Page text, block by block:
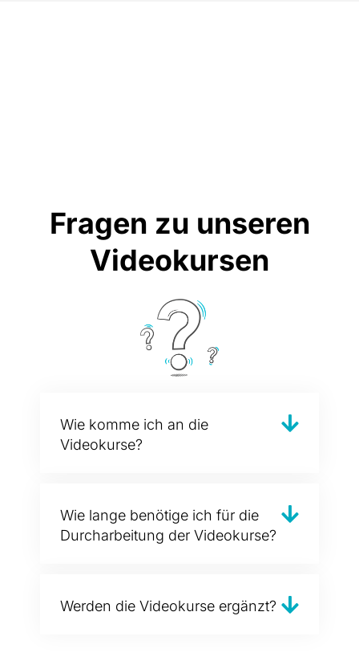
Fragen zu unseren
Videokursen
Wie komme ich an die
Videokurse?
Wie lange benötige ich für die
Durcharbeitung der Videokurse?
Werden die Videokurse ergänzt?